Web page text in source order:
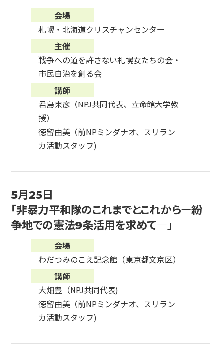
会場
札幌・北海道クリスチャンセンター
主催
戦争への道を許さない札幌女たちの会・
市民自治を創る会
講師
君島東彦（NPJ共同代表、立命館大学教
授）
徳留由美（前NPミンダナオ、スリラン
カ活動スタッフ)
5月25日
「非暴力平和隊のこれまでとこれから―紛
争地での憲法9条活用を求めて―」
会場
わだつみのこえ記念館（東京都文京区）
講師
大畑豊（NPJ共同代表)
徳留由美（前NPミンダナオ、スリラン
カ活動スタッフ)